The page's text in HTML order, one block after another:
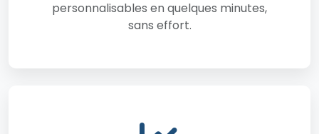
personnalisables en quelques minutes,
sans effort.